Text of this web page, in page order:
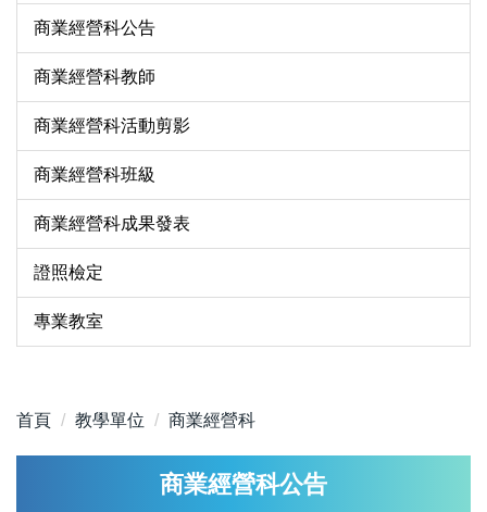
商業經營科公告
商業經營科教師
商業經營科活動剪影
商業經營科班級
商業經營科成果發表
證照檢定
專業教室
首頁 教學單位 商業經營科
商業經營科公告